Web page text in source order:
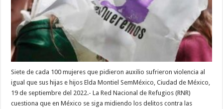
Siete de cada 100 mujeres que pidieron auxilio sufrieron violencia al
igual que sus hijas e hijos Elda Montiel SemMéxico, Ciudad de México,
19 de septiembre del 2022.- La Red Nacional de Refugios (RNR)
cuestiona que en México se siga midiendo los delitos contra las